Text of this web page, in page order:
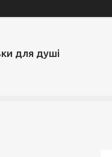
для душі